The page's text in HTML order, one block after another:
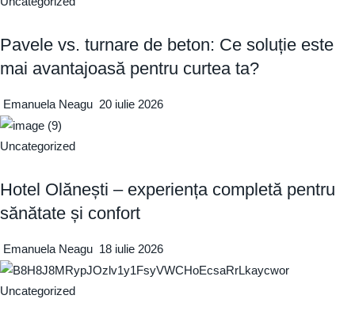
Pavele vs. turnare de beton: Ce soluție este
mai avantajoasă pentru curtea ta?
Emanuela Neagu 20 iulie 2026
Uncategorized
Hotel Olănești – experiența completă pentru
sănătate și confort
Emanuela Neagu 18 iulie 2026
Uncategorized